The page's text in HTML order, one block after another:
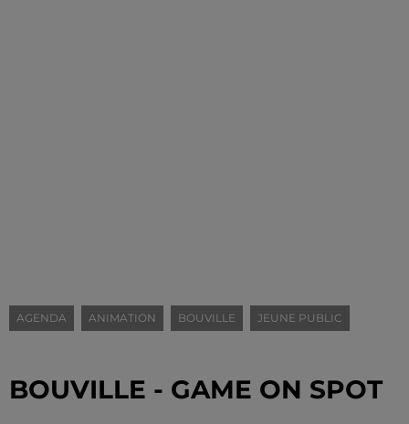
AGENDA ANIMATION BOUVILLE JEUNE PUBLIC
BOUVILLE - GAME ON SPOT